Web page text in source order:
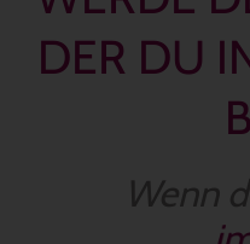
DER DU
Wenn